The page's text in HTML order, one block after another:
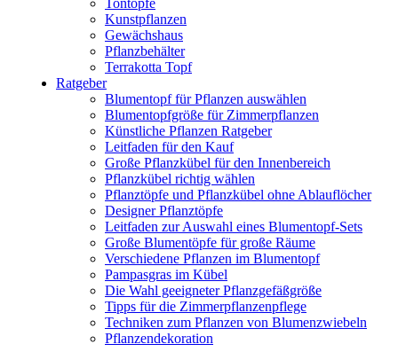
Tontöpfe
Kunstpflanzen
Gewächshaus
Pflanzbehälter
Terrakotta Topf
Ratgeber
Blumentopf für Pflanzen auswählen
Blumentopfgröße für Zimmerpflanzen
Künstliche Pflanzen Ratgeber
Leitfaden für den Kauf
Große Pflanzkübel für den Innenbereich
Pflanzkübel richtig wählen
Pflanztöpfe und Pflanzkübel ohne Ablauflöcher
Designer Pflanztöpfe
Leitfaden zur Auswahl eines Blumentopf-Sets
Große Blumentöpfe für große Räume
Verschiedene Pflanzen im Blumentopf
Pampasgras im Kübel
Die Wahl geeigneter Pflanzgefäßgröße
Tipps für die Zimmerpflanzenpflege
Techniken zum Pflanzen von Blumenzwiebeln
Pflanzendekoration